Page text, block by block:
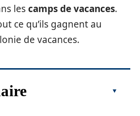
lescamps de vacances.
ce qu’ils gagnent au
de vacances.